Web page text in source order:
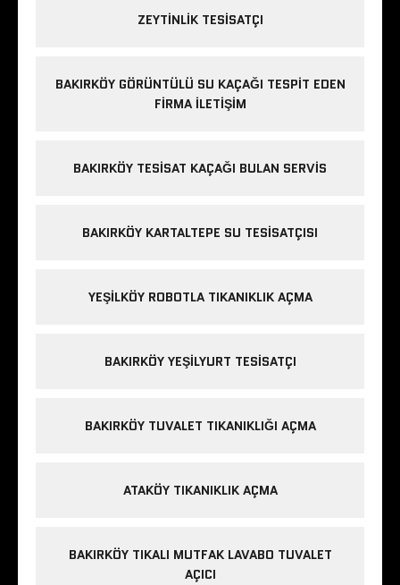
ZEYTINLIK TESISATÇI
BAKIRKÖY GÖRÜNTÜLÜ SU KAÇAĞI TESPIT EDEN
FIRMA ILETIŞIM
BAKIRKÖY TESISAT KAÇAĞI BULAN SERVIS
BAKIRKÖY KARTALTEPE SU TESISATÇISI
YEŞILKÖY ROBOTLA TIKANIKLIK AÇMA
BAKIRKÖY YEŞILYURT TESISATÇI
BAKIRKÖY TUVALET TIKANIKLIĞI AÇMA
ATAKÖY TIKANIKLIK AÇMA
BAKIRKÖY TIKALI MUTFAK LAVABO TUVALET
AÇICI